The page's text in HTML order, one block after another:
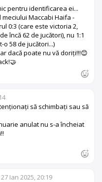
pentru identificarea ei...
Maccabi Haifa -
0:3 (care este victoria 2,
încă 62 de jucători), nu 1:1
58 de jucători...)
dacă poate nu vă doriți!!!😊
să schimbați sau să
anulat nu s-a încheiat
27 Ian 2025, 20:19